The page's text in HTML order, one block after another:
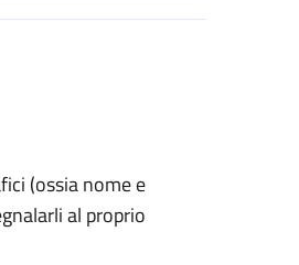
(ossia nome e
al proprio